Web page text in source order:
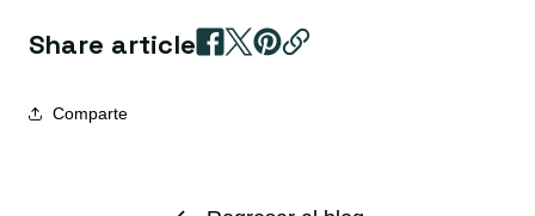
Share article
Comparte